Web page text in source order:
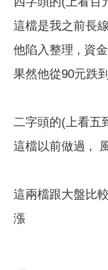
這檔是我之前長
他陷入整理 , 資
果然他從90元跌
二字頭的(上看五
這檔以前做過 ,
這兩檔跟大盤比
漲